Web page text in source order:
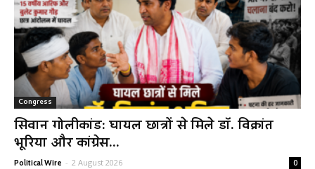
Congress
सिवान गोलीकांड: घायल छात्रों से मिले डॉ. विक्रांत
भूरिया और कांग्रेस...
Political Wire - 2 August 2026 0